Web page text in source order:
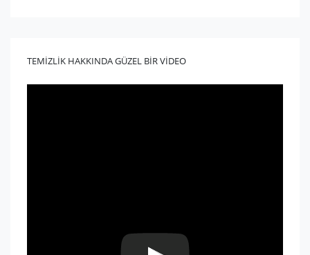
TEMİZLİK HAKKINDA GÜZEL BİR VİDEO